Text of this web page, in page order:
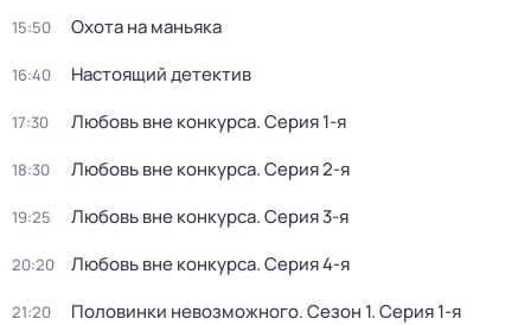
15:50 Охота на маньяка
16:40 Настоящий детектив
17:30 Любовь вне конкурса. Серия 1-я
18:30 Любовь вне конкурса. Серия 2-я
19:25 Любовь вне конкурса. Серия 3-я
20:20 Любовь вне конкурса. Серия 4-я
21:20 Половинки невозможного. Сезон 1. Серия 1-я